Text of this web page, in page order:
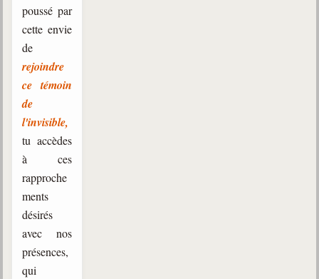
poussé par
cette envie
de
rejoindre
ce témoin
de
l'invisible,
tu accèdes
à ces
rapproche
ments
désirés
avec nos
présences,
qui